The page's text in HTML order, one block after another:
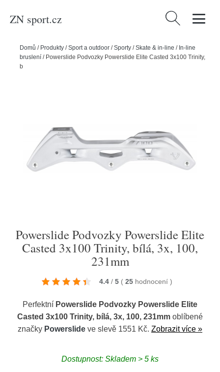
ZN sport.cz Vyhledávání
Domů / Produkty /Sport a outdoor /Sporty /Skate & in-line / In-line
bruslení / Powerslide Podvozky Powerslide Elite Casted 3x100 Trinity,
bílá, 3x, 100, 231mm
Powerslide Podvozky Powerslide Elite
Casted 3x100 Trinity, bílá, 3x, 100,
231mm
4.4 / 5 ( 25 hodnocení )
Perfektní Powerslide Podvozky Powerslide Elite
Casted 3x100 Trinity, bílá, 3x, 100, 231mm oblíbené
značky Powerslide ve slevě 1551 Kč. Zobrazit více »
Dostupnost: Skladem > 5 ks